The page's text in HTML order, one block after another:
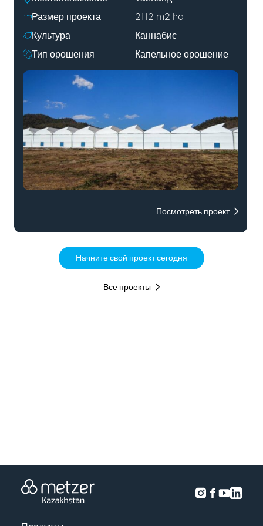
Размер проекта
2112 m2 ha
Культура
Каннабис
Тип орошения
Капельное орошение
Посмотреть проект
Начните свой проект сегодня
Все проекты